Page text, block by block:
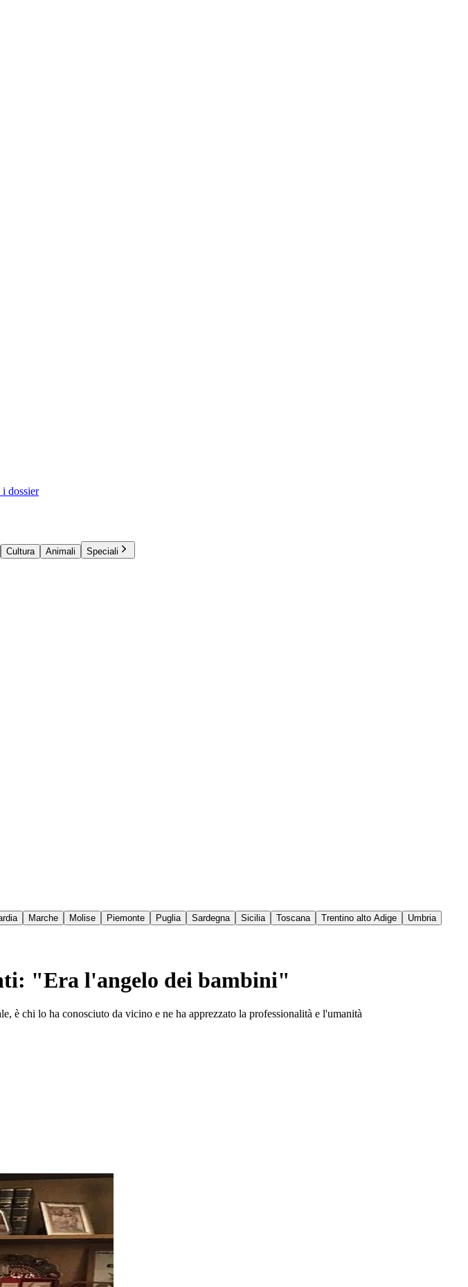
dossier
Cultura Animali
Speciali
Marche Molise Piemonte Puglia Sardegna Sicilia Toscana Trentino alto Adige
Umbria
"Era l'angelo dei bambini"
è chi lo ha conosciuto da vicino e ne ha apprezzato la professionalità e l'umanità